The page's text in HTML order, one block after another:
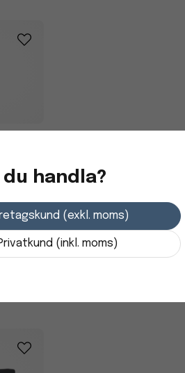
+
du handla?
(exkl. moms)
(inkl. moms)